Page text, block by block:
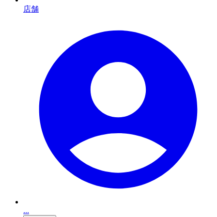
店舗
...